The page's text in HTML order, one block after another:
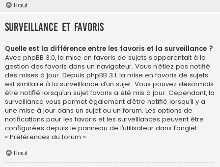
Haut
Surveillance et favoris
Quelle est la différence entre les favoris et la surveillance ?
Avec phpBB 3.0, la mise en favoris de sujets s’apparentait à la
gestion des favoris dans un navigateur. Vous n’étiez pas notifié
des mises à jour. Depuis phpBB 3.1, la mise en favoris de sujets
est similaire à la surveillance d’un sujet. Vous pouvez désormais
être notifié lorsqu’un sujet favoris a été mis à jour. Cependant, la
surveillance vous permet également d’être notifié lorsqu’il y a
une mise à jour dans un sujet ou un forum. Les options de
notifications pour les favoris et les surveillances peuvent être
configurées depuis le panneau de l’utilisateur dans l’onglet
« Préférences du forum ».
Haut